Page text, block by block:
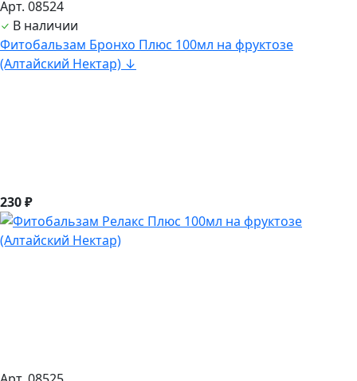
Арт. 08524
В наличии
Фитобальзам Бронхо Плюс 100мл на фруктозе
(Алтайский Нектар) ↓
230 ₽